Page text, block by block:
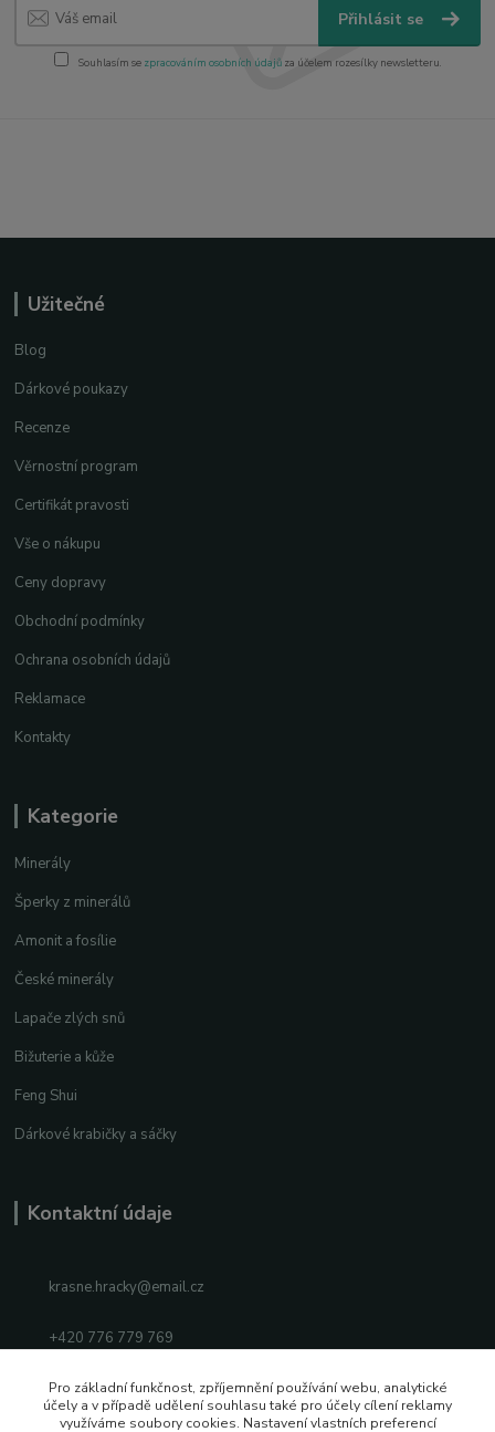
Přihlásit se
Souhlasím se zpracováním osobních údajůza účelem rozesílky newsletteru.
Užitečné
Blog
Dárkové poukazy
Recenze
Věrnostní program
Certifikát pravosti
Vše o nákupu
Ceny dopravy
Obchodní podmínky
Ochrana osobních údajů
Reklamace
Kontakty
Kategorie
Minerály
Šperky z minerálů
Amonit a fosílie
České minerály
Lapače zlých snů
Bižuterie a kůže
Feng Shui
Dárkové krabičky a sáčky
Kontaktní údaje
krasne.hracky@email.cz
+420 776 779 769
Facebook
Instagram
Pro základní funkčnost, zpříjemnění používání webu, analytické
účely a v případě udělení souhlasu také pro účely cílení reklamy
využíváme soubory cookies. Nastavení vlastních preferencí